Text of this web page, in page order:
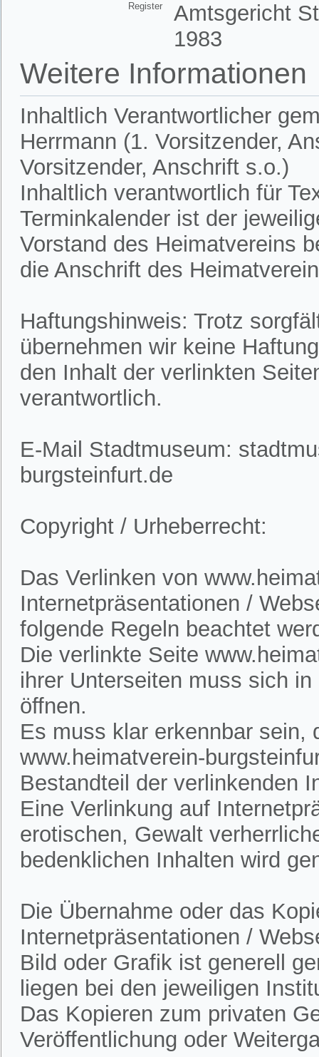
Register
Amtsgericht
1983
Weitere Informationen
Inhaltlich Verantwortlicher
Herrmann (1. Vorsitzender,
Vorsitzender, Anschrift s.o.)
Inhaltlich verantwortlich für
Terminkalender ist der
Vorstand des Heimatvereins
die Anschrift des
Haftungshinweis: Trotz
übernehmen wir keine
den Inhalt der verlinkten
verantwortlich.
E-Mail Stadtmuseum:
burgsteinfurt.de
Copyright / Urheberrecht:
Das Verlinken von
Internetpräsentationen /
folgende Regeln beachtet
Die verlinkte Seite
ihrer Unterseiten muss sich
öffnen.
Es muss klar erkennbar sein,
www.heimatverein-
Bestandteil der verlinkenden
Eine Verlinkung auf
erotischen, Gewalt
bedenklichen Inhalten wird
Die Übernahme oder das
Internetpräsentationen /
Bild oder Grafik ist generell
liegen bei den jeweiligen
Das Kopieren zum privaten
Veröffentlichung oder